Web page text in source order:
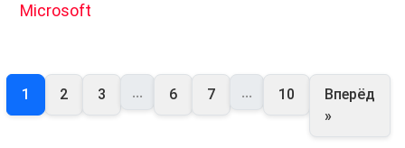
Microsoft
1 2 3 ... 6 7 ... 10
Вперёд
»